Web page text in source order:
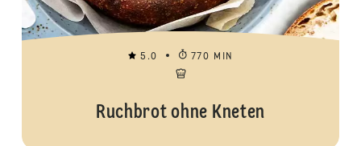
5.0 770 MIN
Ruchbrot ohne Kneten